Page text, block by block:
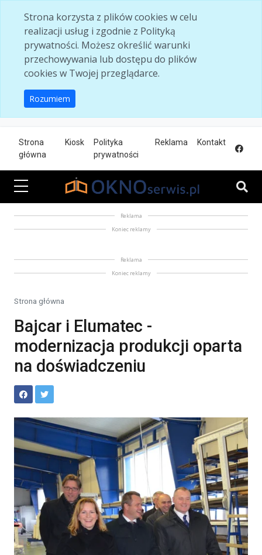
Strona korzysta z plików cookies w celu
realizacji usług i zgodnie z Polityką
prywatności. Możesz określić warunki
przechowywania lub dostępu do plików
cookies w Twojej przeglądarce.
Rozumiem
Strona
główna
Kiosk
Polityka
prywatności
Reklama Kontakt
Reklama
Koniec reklamy
Reklama
Koniec reklamy
Strona główna
Bajcar i Elumatec -
modernizacja produkcji oparta
na doświadczeniu